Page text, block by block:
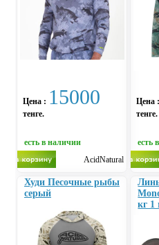
Цена : 15000
тенге.
есть в наличии
AcidNatural
Цена
тенге.
есть
Худи Песочные рыбы
серый
кг 1